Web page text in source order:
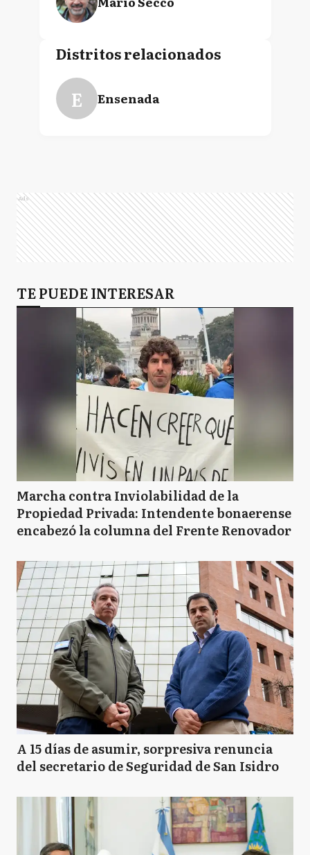
Distritos relacionados
E Ensenada
Ads
TE PUEDE INTERESAR
Marcha contra Inviolabilidad de la
Propiedad Privada: Intendente bonaerense
encabezó la columna del Frente Renovador
A 15 días de asumir, sorpresiva renuncia
del secretario de Seguridad de San Isidro